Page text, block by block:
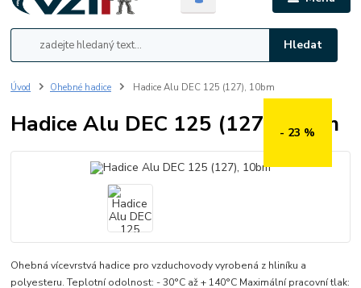
Hledat
Úvod Ohebné hadice Hadice Alu DEC 125 (127), 10bm
Hadice Alu DEC 125 (127), 10bm
- 23 %
Ohebná vícevrstvá hadice pro vzduchovody vyrobená z hliníku a
polyesteru. Teplotní odolnost: - 30°C až + 140°C Maximální pracovní tlak: